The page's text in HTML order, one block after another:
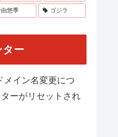
悠季 ゴジラ
ター
メイン名変更につ
ーがリセットされ